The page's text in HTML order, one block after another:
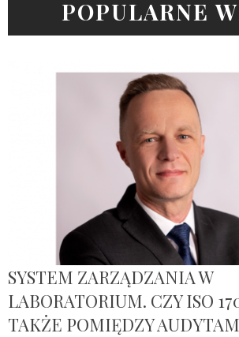
POPULARNE
SYSTEM ZARZĄDZANIA W
LABORATORIUM. CZY ISO
TAKŻE POMIĘDZY